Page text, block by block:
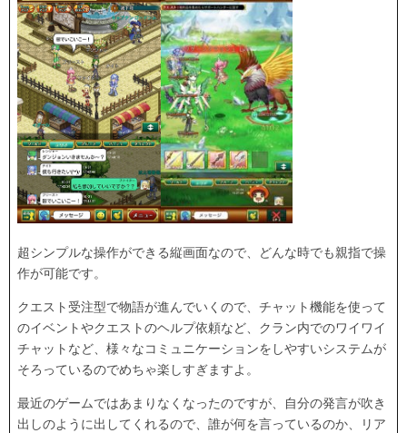
超シンプルな操作ができる縦画面なので、どんな時でも親指で操
作が可能です。
クエスト受注型で物語が進んでいくので、チャット機能を使って
のイベントやクエストのヘルプ依頼など、クラン内でのワイワイ
チャットなど、様々なコミュニケーションをしやすいシステムが
そろっているのでめちゃ楽しすぎますよ。
最近のゲームではあまりなくなったのですが、自分の発言が吹き
出しのように出してくれるので、誰が何を言っているのか、リア